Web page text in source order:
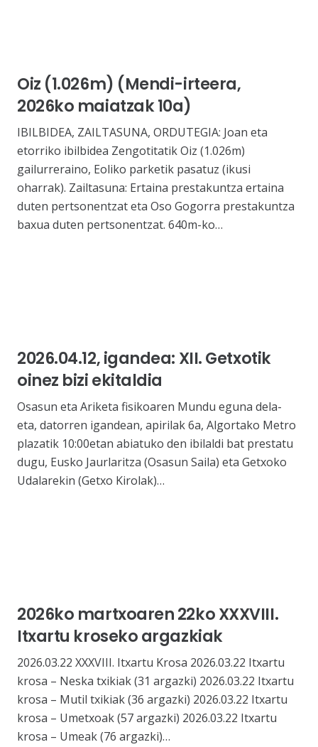
Oiz (1.026m) (Mendi-irteera,
2026ko maiatzak 10a)
IBILBIDEA, ZAILTASUNA, ORDUTEGIA: Joan eta
etorriko ibilbidea Zengotitatik Oiz (1.026m)
gailurreraino, Eoliko parketik pasatuz (ikusi
oharrak). Zailtasuna: Ertaina prestakuntza ertaina
duten pertsonentzat eta Oso Gogorra prestakuntza
baxua duten pertsonentzat. 640m-ko…
2026.04.12, igandea: XII. Getxotik
oinez bizi ekitaldia
Osasun eta Ariketa fisikoaren Mundu eguna dela-
eta, datorren igandean, apirilak 6a, Algortako Metro
plazatik 10:00etan abiatuko den ibilaldi bat prestatu
dugu, Eusko Jaurlaritza (Osasun Saila) eta Getxoko
Udalarekin (Getxo Kirolak)…
2026ko martxoaren 22ko XXXVIII.
Itxartu kroseko argazkiak
2026.03.22 XXXVIII. Itxartu Krosa 2026.03.22 Itxartu
krosa – Neska txikiak (31 argazki) 2026.03.22 Itxartu
krosa – Mutil txikiak (36 argazki) 2026.03.22 Itxartu
krosa – Umetxoak (57 argazki) 2026.03.22 Itxartu
krosa – Umeak (76 argazki)…